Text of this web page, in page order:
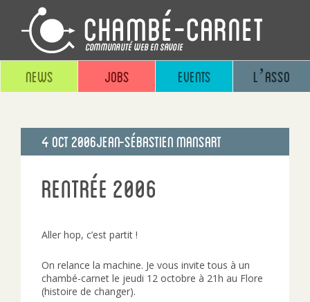
News Jobs Events L’asso
Publié
4 Oct 2006Jean-sébastien Mansart
Rentrée 2006
Aller hop, c’est partit !
On relance la machine. Je vous invite tous à un
chambé-carnet le jeudi 12 octobre à 21h au Flore
(histoire de changer).